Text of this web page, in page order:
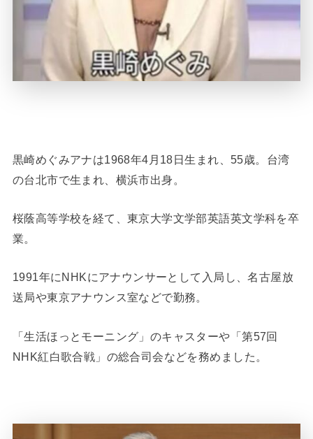
黒崎めぐみアナは1968年4月18日生まれ、55歳。台湾
の台北市で生まれ、横浜市出身。
桜蔭高等学校を経て、東京大学文学部英語英文学科を卒
業。
1991年にNHKにアナウンサーとして入局し、名古屋放
送局や東京アナウンス室などで勤務。
「生活ほっとモーニング」のキャスターや「第57回
NHK紅白歌合戦」の総合司会などを務めました。